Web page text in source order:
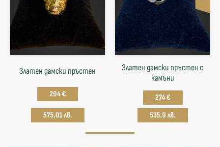
Златен дамски пръстен
294 €
575.01 лв.
Златен дамски пръстен с
камъни
274 €
535.9 лв.